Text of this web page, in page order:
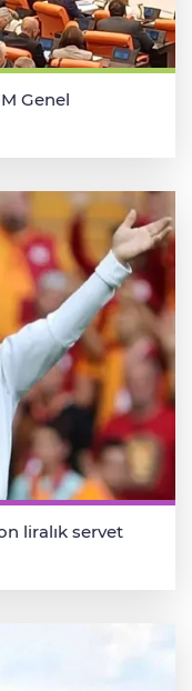
Genel
liralık servet